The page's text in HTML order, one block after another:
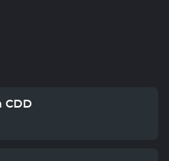
Instagram
sur Linkedin
fenêtre
CDD